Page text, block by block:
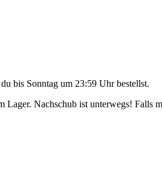
bis Sonntag um 23:59 Uhrbestellst.
Nachschub ist unterwegs! Falls